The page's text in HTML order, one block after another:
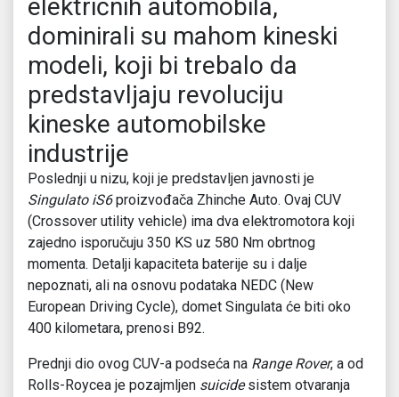
električnih automobila,
dominirali su mahom kineski
modeli, koji bi trebalo da
predstavljaju revoluciju
kineske automobilske
industrije
Poslednji u nizu, koji je predstavljen javnosti je
Singulato iS6proizvođača Zhinche Auto. Ovaj CUV
(Crossover utility vehicle) ima dva elektromotora koji
zajedno isporučuju 350 KS uz 580 Nm obrtnog
momenta. Detalji kapaciteta baterije su i dalje
nepoznati, ali na osnovu podataka NEDC (New
European Driving Cycle), domet Singulata će biti oko
400 kilometara, prenosi B92.
Prednji dio ovog CUV-a podseća na Range Rover, a od
Rolls-Roycea je pozajmljen suicidesistem otvaranja